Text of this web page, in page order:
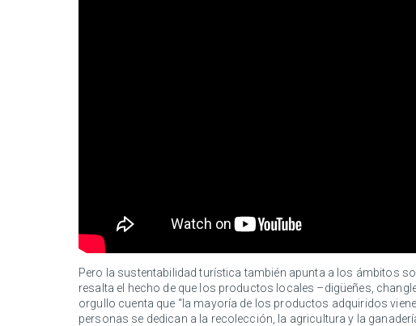
Pero la sustentabilidad turística también apunta a los ámbitos
resalta el hecho de que los productos locales –digüeñes,
orgullo cuenta que “la mayoría de los productos adquiridos
personas se dedican a la recolección, la agricultura y la